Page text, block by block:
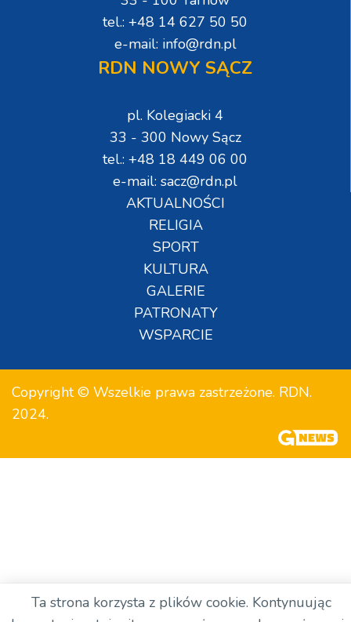
tel.: +48 14 627 50 50
e-mail: info@rdn.pl
RDN NOWY SĄCZ
pl. Kolegiacki 4
33 - 300 Nowy Sącz
tel.: +48 18 449 06 00
e-mail: sacz@rdn.pl
AKTUALNOŚCI
RELIGIA
SPORT
KULTURA
GALERIE
PATRONATY
WSPARCIE
Copyright © Wszelkie prawa zastrzeżone. RDN.
2024.
Ta strona korzysta z plików cookie. Kontynuując